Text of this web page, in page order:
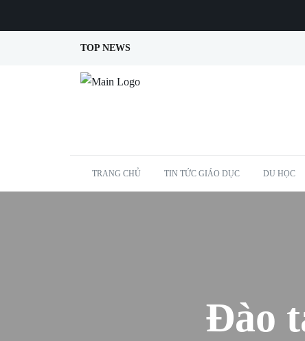
TOP NEWS
TRANG CHỦ TIN TỨC GIÁO DỤC DU HỌC
Đào